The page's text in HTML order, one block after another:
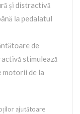
și distractivă
la pedalatul
de
stimulează
motorii de la
ajutătoare